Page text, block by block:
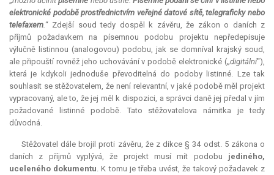
elektronické podobě prostřednictvím veřejné datové sítě, telegraficky nebo
telefaxem.“ Zdejší soud tedy dospěl k závěru, že zákon o daních z
příjmů požadavkem na písemnou podobu projektu nepředepisuje
výlučně listinnou (analogovou) podobu, jak se domníval krajský soud,
ale připouští rovněž jeho uchovávání v podobě elektronické („digitální“),
která je kdykoli jednoduše převoditelná do podoby listinné. Lze tak
souhlasit se stěžovatelem, že není relevantní, v jaké podobě měl projekt
vypracovaný, ale to, že jej měl k dispozici, a správci daně jej předal v jím
požadované listinné podobě. Tato stěžovatelova námitka je tedy
důvodná.
Stěžovatel dále brojil proti závěru, že z dikce § 34 odst. 5 zákona o
daních z příjmů vyplývá, že projekt musí mít podobu jediného,
uceleného dokumentu. K tomu je třeba uvést, že takový požadavek z